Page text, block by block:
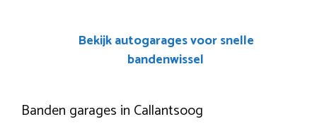
Bekijk autogarages voor snelle
bandenwissel
Banden garages in Callantsoog